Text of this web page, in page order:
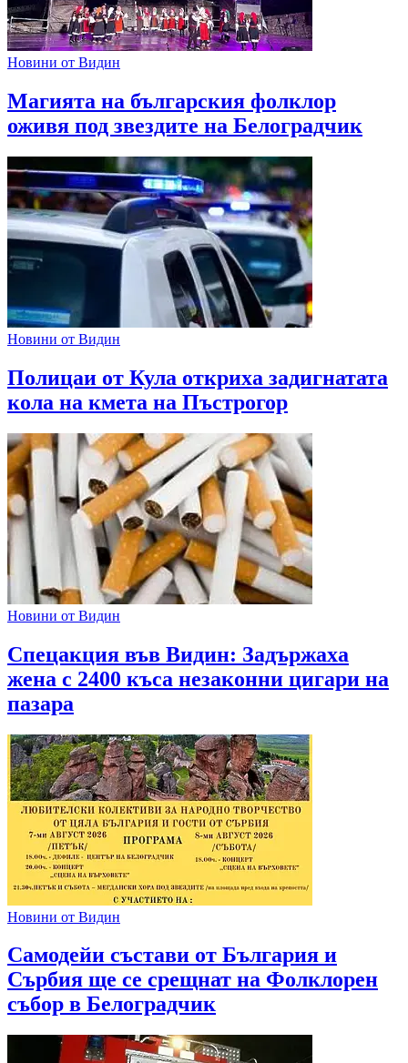
Новини от Видин
Магията на българския фолклор
оживя под звездите на Белоградчик
Новини от Видин
Полицаи от Кула откриха задигнатата
кола на кмета на Пъстрогор
Новини от Видин
Спецакция във Видин: Задържаха
жена с 2400 къса незаконни цигари на
пазара
Новини от Видин
Самодейи състави от България и
Сърбия ще се срещнат на Фолклорен
събор в Белоградчик